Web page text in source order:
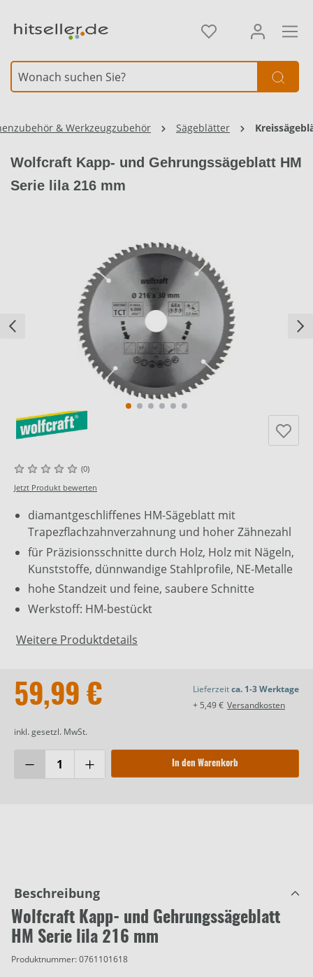
& Werkzeugzubehör Sägeblätter
Wolfcraft Kapp- und Gehrungssägeblatt HM
Serie lila 216 mm
(0)
Jetzt Produkt bewerten
diamantgeschliffenes HM-Sägeblatt mit
Trapezflachzahnverzahnung und hoher Zähnezahl
für Präzisionsschnitte durch Holz, Holz mit Nägeln,
Kunststoffe, dünnwandige Stahlprofile, NE-Metalle
hohe Standzeit und feine, saubere Schnitte
Werkstoff: HM-bestückt
Weitere Produktdetails
59,99 €
inkl. gesetzl. MwSt.
Lieferzeitca. 1-3 Werktage
+ 5,49 € Versandkosten
In den Warenkorb
Beschreibung
Wolfcraft Kapp- und Gehrungssägeblatt
HM Serie lila 216 mm
Produktnummer:0761101618